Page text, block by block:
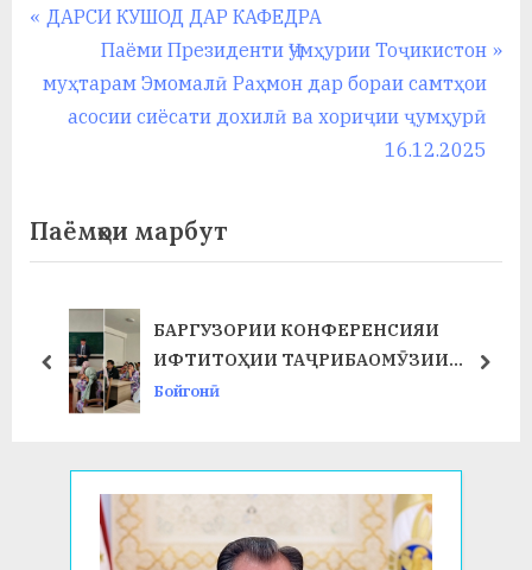
Навигация
по
записям
P
e
ДАРСИ КУШОД ДАР КАФЕДРА
N
e
x
s
:
Паёми Президенти Ҷумҳурии Тоҷикистон
муҳтарам Эмомалӣ Раҳмон дар бораи самтҳои
асосии сиёсати дохилӣ ва хориҷии ҷумҳурӣ
16.12.2025
Паёмҳои марбут
БАРГУЗОРИИ КОНФЕРЕНСИЯИ
ИФТИТОҲИИ ТАҶРИБАОМӮЗИИ
ИСТЕҲСОЛӢ ДАР ФАКУЛТЕТИ ХИМИЯ
Бойгонӣ
prev next